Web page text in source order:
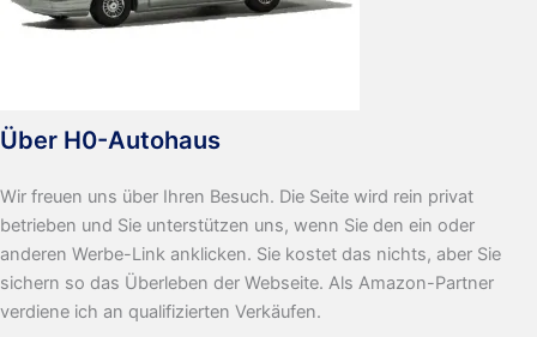
Über H0-Autohaus
Wir freuen uns über Ihren Besuch. Die Seite wird rein privat
betrieben und Sie unterstützen uns, wenn Sie den ein oder
anderen Werbe-Link anklicken. Sie kostet das nichts, aber Sie
sichern so das Überleben der Webseite. Als Amazon-Partner
verdiene ich an qualifizierten Verkäufen.